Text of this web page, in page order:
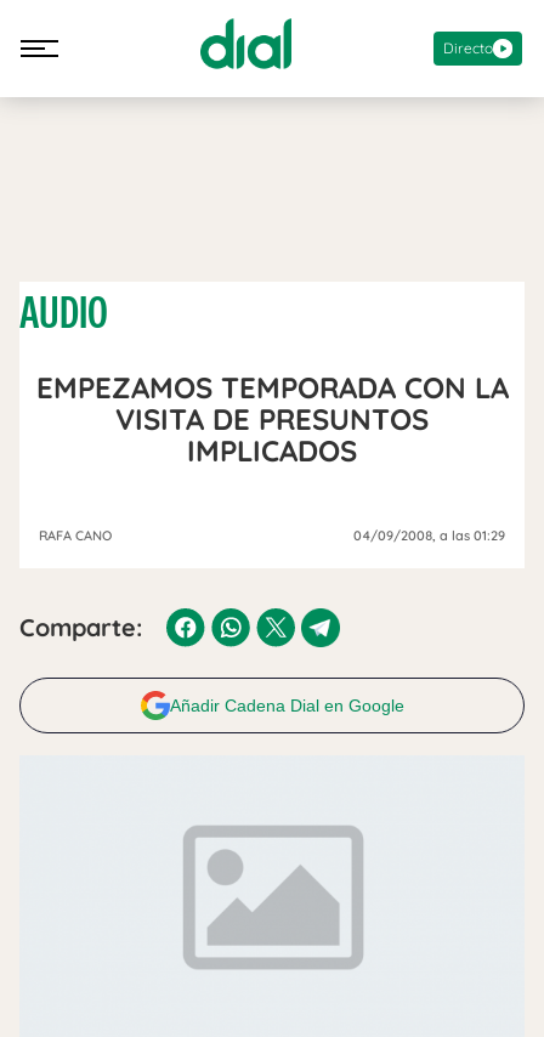
Directo
AUDIO
EMPEZAMOS TEMPORADA CON LA
VISITA DE PRESUNTOS
IMPLICADOS
RAFA CANO 04/09/2008, a las 01:29
Comparte:
Añadir Cadena Dial en Google